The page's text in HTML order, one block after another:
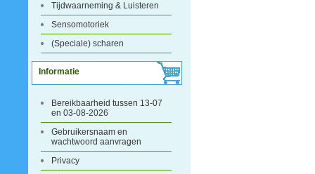
Tijdwaarneming & Luisteren
Sensomotoriek
(Speciale) scharen
Informatie
Bereikbaarheid tussen 13-07
en 03-08-2026
Gebruikersnaam en
wachtwoord aanvragen
Privacy